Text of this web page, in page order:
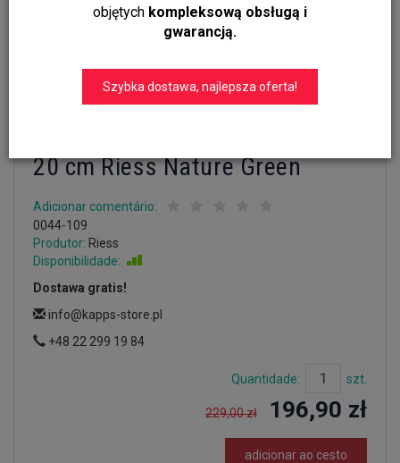
objętych kompleksową obsługą i
gwarancją.
Szybka dostawa, najlepsza oferta!
Patelnia emaliowana do
20 cm Riess Nature Green
Adicionar comentário:
0044-109
Produtor: Riess
Disponibilidade:
Dostawa gratis!
info@kapps-store.pl
+48 22 299 19 84
Quantidade: szt.
229,00 zł 196,90 zł
adicionar ao cesto